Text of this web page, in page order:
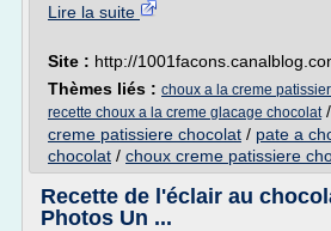
Lire la suite
Site : http://
Thèmes liés : choux a la creme
recette choux a la creme glacage chocolat/
creme patissiere chocolat / pate a
chocolat / choux creme patissiere
Recette de l'éclair au
Photos Un ...